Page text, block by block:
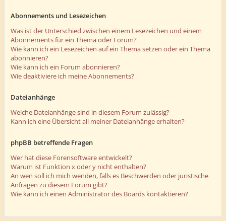
Abonnements und Lesezeichen
Was ist der Unterschied zwischen einem Lesezeichen und einem
Abonnements für ein Thema oder Forum?
Wie kann ich ein Lesezeichen auf ein Thema setzen oder ein Thema
abonnieren?
Wie kann ich ein Forum abonnieren?
Wie deaktiviere ich meine Abonnements?
Dateianhänge
Welche Dateianhänge sind in diesem Forum zulässig?
Kann ich eine Übersicht all meiner Dateianhänge erhalten?
phpBB betreffende Fragen
Wer hat diese Forensoftware entwickelt?
Warum ist Funktion x oder y nicht enthalten?
An wen soll ich mich wenden, falls es Beschwerden oder juristische
Anfragen zu diesem Forum gibt?
Wie kann ich einen Administrator des Boards kontaktieren?